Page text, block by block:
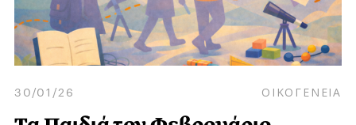
30/01/26 ΟΙΚΟΓΕΝΕΙΑ